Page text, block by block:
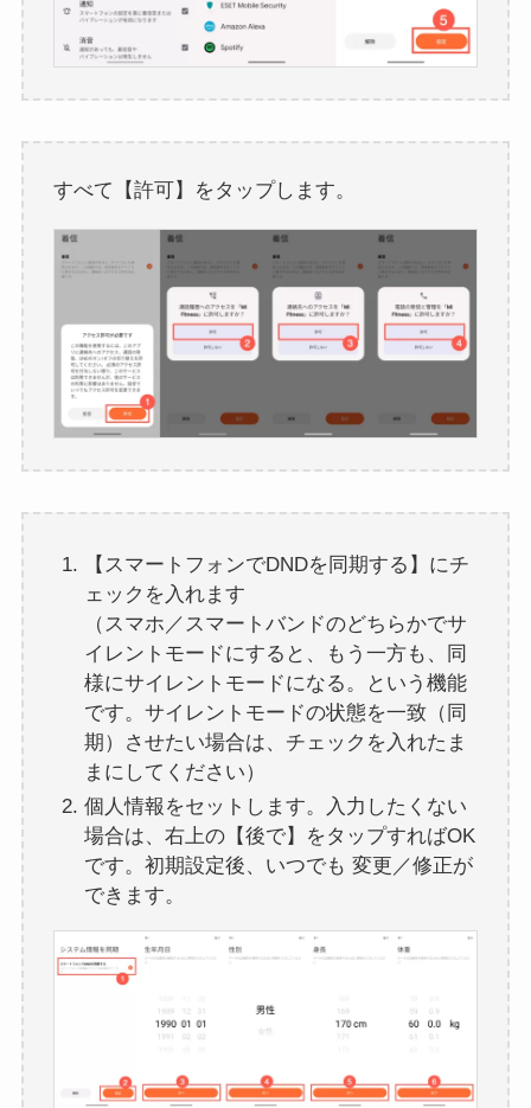
すべて【許可】をタップします。
【スマートフォンでDNDを同期する】にチ
ェックを入れます
（スマホ／スマートバンドのどちらかでサ
イレントモードにすると、もう一方も、同
様にサイレントモードになる。という機能
です。サイレントモードの状態を一致（同
期）させたい場合は、チェックを入れたま
まにしてください）
個人情報をセットします。入力したくない
場合は、右上の【後で】をタップすればOK
です。初期設定後、いつでも 変更／修正が
できます。